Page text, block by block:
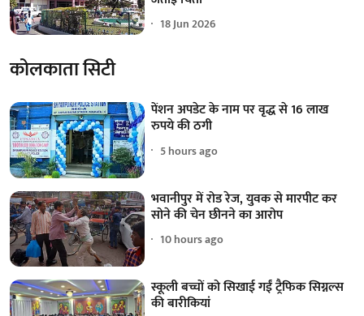
18 Jun 2026
कोलकाता सिटी
पेंशन अपडेट के नाम पर वृद्ध से 16 लाख
रुपये की ठगी
5 hours ago
भवानीपुर में रोड रेज, युवक से मारपीट कर
सोने की चेन छीनने का आरोप
10 hours ago
स्कूली बच्चों को सिखाई गईं ट्रैफिक सिग्नल्स
की बारीकियां